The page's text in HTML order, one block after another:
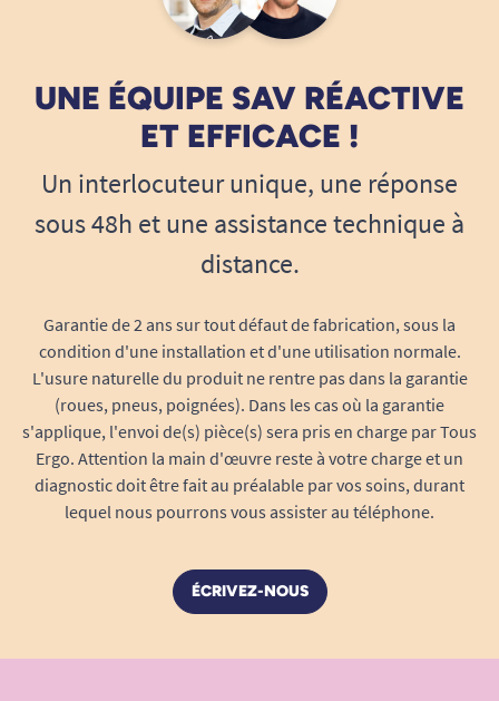
14/09/2021
A. Anonymous
09/09/2021
N haddhere pas assez et glissant
Bonjour, Merci pour votre commentaire. Je suis navrée
que les facultés antidérapantes du tapis vous
déçoivent. Je suis cependant relativement surprise par
votre retour... 90% des clients sont satisfaits de la
sécurité qu'il apporte au quotidien. Vous glissez le long
du tapis en position allongée ? Merci d'avance pour vos
retour. Belle journée, Joy de Tous ergo ☺
Tous Ergo
1 2 3
UNE ÉQUIPE SAV RÉACTIVE
ET EFFICACE !
Un interlocuteur unique, une réponse
sous 48h et une assistance technique à
distance.
Garantie de 2 ans sur tout défaut de fabrication, sous la
condition d'une installation et d'une utilisation normale.
L'usure naturelle du produit ne rentre pas dans la garantie
(roues, pneus, poignées). Dans les cas où la garantie
s'applique, l'envoi de(s) pièce(s) sera pris en charge par Tous
Ergo. Attention la main d'œuvre reste à votre charge et un
diagnostic doit être fait au préalable par vos soins, durant
lequel nous pourrons vous assister au téléphone.
ÉCRIVEZ-NOUS